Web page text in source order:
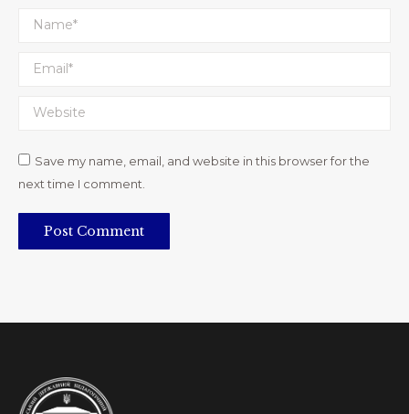
Name *
Email *
Website
Save my name, email, and website in this browser for the
next time I comment.
Post Comment